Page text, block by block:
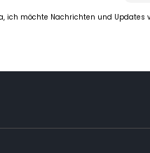
ich möchte Nachrichten und Updates